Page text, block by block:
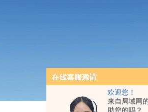
欢迎您！
来自局域网
助您的吗？